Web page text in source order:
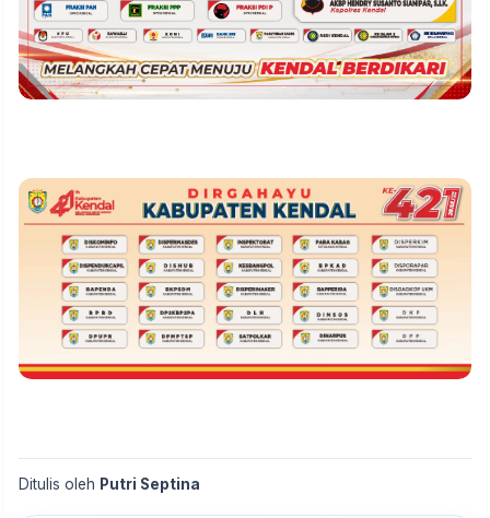
Ditulis oleh Putri Septina